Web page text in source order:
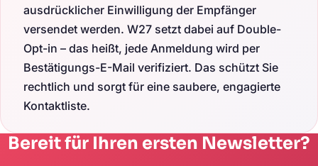
ausdrücklicher Einwilligung der Empfänger
versendet werden. W27 setzt dabei auf Double-
Opt-in – das heißt, jede Anmeldung wird per
Bestätigungs-E-Mail verifiziert. Das schützt Sie
rechtlich und sorgt für eine saubere, engagierte
Kontaktliste.
Bereit für Ihren ersten Newsletter?